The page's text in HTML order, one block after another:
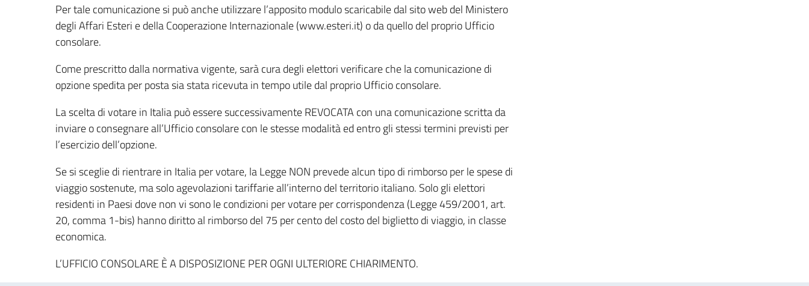
Per tale comunicazione si può anche utilizzare l’apposito modulo scaricabile dal sito web del Ministero
degli Affari Esteri e della Cooperazione Internazionale (www.esteri.it) o da quello del proprio Ufficio
consolare.
Come prescritto dalla normativa vigente, sarà cura degli elettori verificare che la comunicazione di
opzione spedita per posta sia stata ricevuta in tempo utile dal proprio Ufficio consolare.
La scelta di votare in Italia può essere successivamente REVOCATA con una comunicazione scritta da
inviare o consegnare all’Ufficio consolare con le stesse modalità ed entro gli stessi termini previsti per
l’esercizio dell’opzione.
Se si sceglie di rientrare in Italia per votare, la Legge NON prevede alcun tipo di rimborso per le spese di
viaggio sostenute, ma solo agevolazioni tariffarie all’interno del territorio italiano. Solo gli elettori
residenti in Paesi dove non vi sono le condizioni per votare per corrispondenza (Legge 459/2001, art.
20, comma 1-bis) hanno diritto al rimborso del 75 per cento del costo del biglietto di viaggio, in classe
economica.
L’UFFICIO CONSOLARE È A DISPOSIZIONE PER OGNI ULTERIORE CHIARIMENTO.